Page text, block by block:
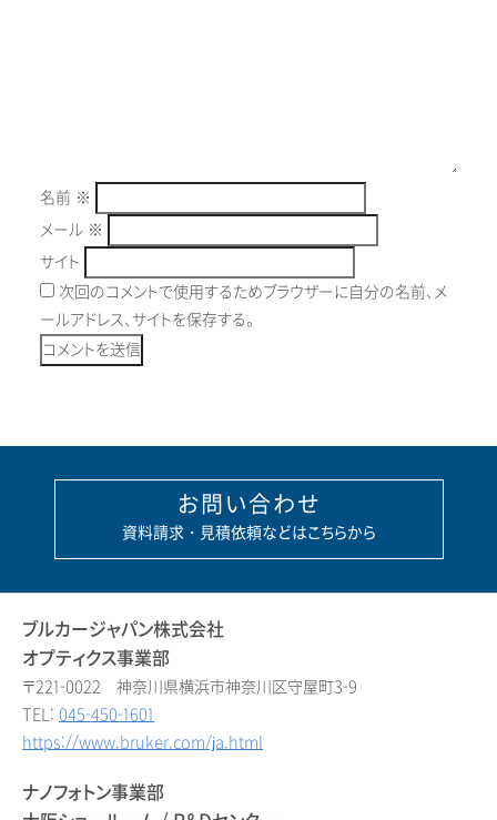
名前 ※
メール ※
サイト
次回のコメントで使用するためブラウザーに自分の名前、メ
ールアドレス、サイトを保存する。
お問い合わせ
資料請求・見積依頼などはこちらから
ブルカージャパン株式会社
オプティクス事業部
〒221-0022 神奈川県横浜市神奈川区守屋町3-9
TEL: 045-450-1601
https://www.bruker.com/ja.html
ナノフォトン事業部